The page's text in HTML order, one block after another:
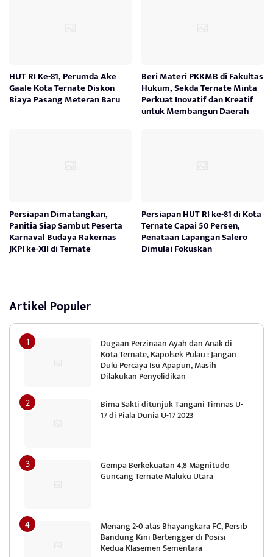
HUT RI Ke-81, Perumda Ake
Gaale Kota Ternate Diskon
Biaya Pasang Meteran Baru
Beri Materi PKKMB di Fakultas
Hukum, Sekda Ternate Minta
Perkuat Inovatif dan Kreatif
untuk Membangun Daerah
Persiapan Dimatangkan,
Panitia Siap Sambut Peserta
Karnaval Budaya Rakernas
JKPI ke-XII di Ternate
Persiapan HUT RI ke-81 di Kota
Ternate Capai 50 Persen,
Penataan Lapangan Salero
Dimulai Fokuskan
Artikel Populer
Dugaan Perzinaan Ayah dan Anak di
Kota Ternate, Kapolsek Pulau : Jangan
Dulu Percaya Isu Apapun, Masih
Dilakukan Penyelidikan
Bima Sakti ditunjuk Tangani Timnas U-
17 di Piala Dunia U-17 2023
Gempa Berkekuatan 4,8 Magnitudo
Guncang Ternate Maluku Utara
Menang 2-0 atas Bhayangkara FC, Persib
Bandung Kini Bertengger di Posisi
Kedua Klasemen Sementara